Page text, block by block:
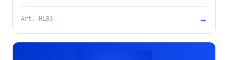
400x400mm
Art. HL83 →